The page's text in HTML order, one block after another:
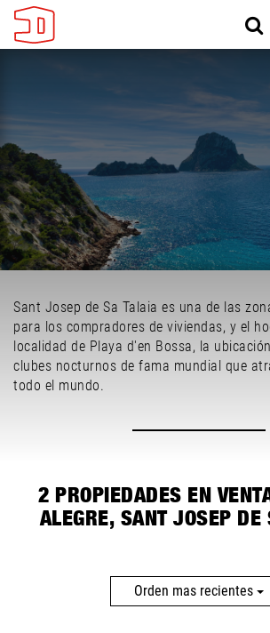
VISTA ALEGRE
TODOS LOS TIPOS
DORMITORIOS
CUALQUIER PRECIO
BUSCAR
Sant Josep de Sa Talaia es una de las
para los compradores de viviendas, y el
localidad de Playa d'en Bossa, la
clubes nocturnos de fama mundial que
todo el mundo.
2 PROPIEDADES EN
ALEGRE, SANT JOSEP DE
Orden mas recientes